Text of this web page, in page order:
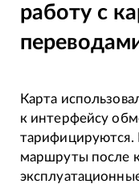
работу с
Карта
к интерфейсу
тарифицируются.
маршруты после